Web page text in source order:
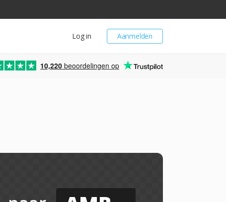
Aanmelden
Log in
10,220 beoordelingen op